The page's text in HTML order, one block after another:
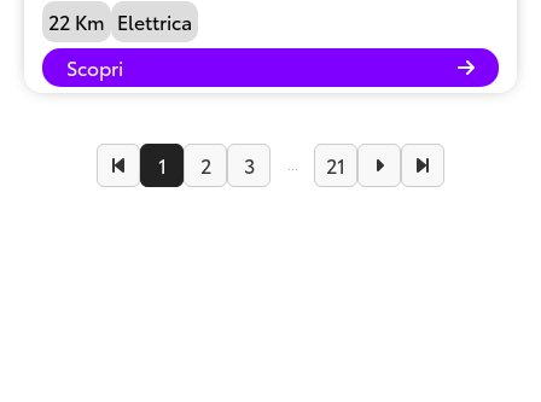
22 Km Elettrica
Scopri
1 2 3 ... 21